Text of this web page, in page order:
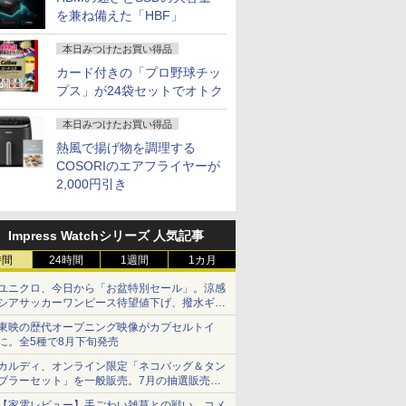
を兼ね備えた「HBF」
本日みつけたお買い得品
カード付きの「プロ野球チッ
プス」が24袋セットでオトク
本日みつけたお買い得品
熱風で揚げ物を調理する
COSORIのエアフライヤーが
2,000円引き
Impress Watchシリーズ 人気記事
24時間 1週間 1カ月
ニクロ、今日から「お盆特別セール」。涼感
アサッカーワンピース待望値下げ、撥水ギア
ョーツは1990円に
映の歴代オープニング映像がカプセルトイ
。全5種で8月下旬発売
ルディ、オンライン限定「ネコバッグ＆タン
ラーセット」を一般販売。7月の抽選販売の
選無効分